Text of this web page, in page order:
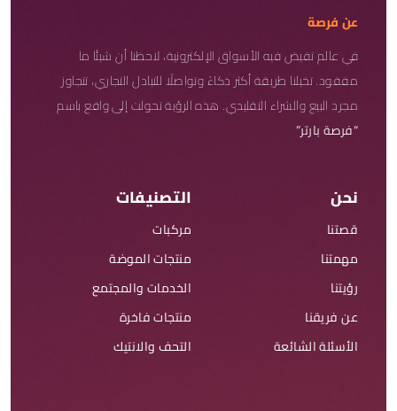
عن فرصة
في عالم تفيض فيه الأسواق الإلكترونية، لاحظنا أن شيئًا ما
مفقود. تخيلنا طريقة أكثر ذكاءً وتواصلًا للتبادل التجاري، تتجاوز
مجرد البيع والشراء التقليدي. هذه الرؤية تحولت إلى واقع باسم
“فرصة بارتر”
نحن
قصتنا
مهمتنا
رؤيتنا
عن فريقنا
الأسئلة الشائعة
التصنيفات
مركبات
منتجات الموضة
الخدمات والمجتمع
منتجات فاخرة
التحف والانتيك